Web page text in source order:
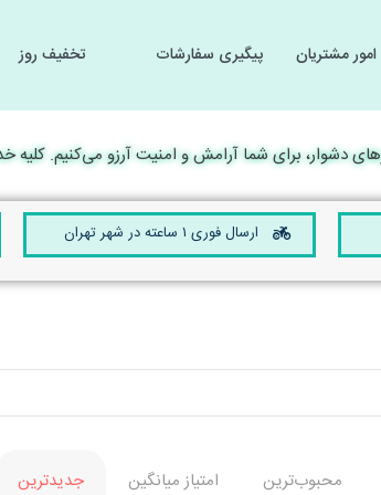
امور مشتریان پیگیری سفارشات
تخفیف روز
دشوار، برای شما آرامش و امنیت آرزو می‌کنیم. کلیه خدمات وب
ارسال فوری ۱ ساعته در شهر تهران
محبوب‌ترین امتیاز میانگین جدیدترین